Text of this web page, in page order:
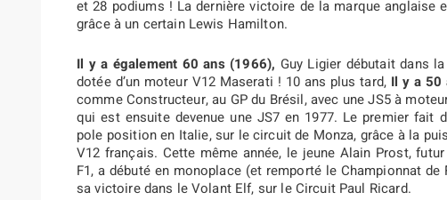
et 28 podiums ! La dernière victoire de la marque anglaise
grâce à un certain Lewis Hamilton.
Il y a également 60 ans (1966), Guy Ligier débutait dans
dotée d’un moteur V12 Maserati ! 10 ans plus tard, Il y a 50
comme Constructeur, au GP du Brésil, avec une JS5 à
qui est ensuite devenue une JS7 en 1977. Le premier fait
pole position en Italie, sur le circuit de Monza, grâce à la
V12 français. Cette même année, le jeune Alain Prost,
F1, a débuté en monoplace (et remporté le Championnat
sa victoire dans le Volant Elf, sur le Circuit Paul Ricard.